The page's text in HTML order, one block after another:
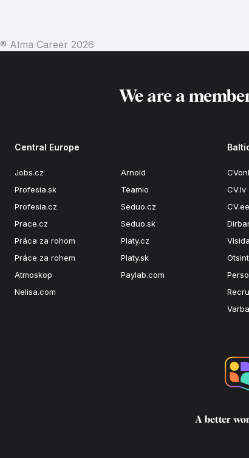
® Alma Career 2026
We are a
Central Europe
Jobs.cz
Profesia.sk
Profesia.cz
Prace.cz
Práca za rohom
Práce za rohem
Atmoskop
Nelisa.com
Arnold
Teamio
Seduo.cz
Seduo.sk
Platy.cz
Platy.sk
Paylab.com
CV.lv
CV.ee
A better